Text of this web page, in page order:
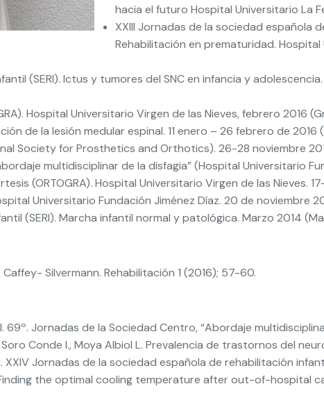
hacia el futuro Hospital Universitario La
XXIII Jornadas de la sociedad española
Rehabilitación en prematuridad.
(SERI). Ictus y tumores del SNC en infancia y
Hospital Universitario Virgen de las Nieves, febrero 2016
de la lesión medular espinal. 11 enero – 26 febrero de 2016
Society for Prosthetics and Orthotics). 26-28 noviembre
multidisciplinar de la disfagia” (Hospital Universitario
(ORTOGRA). Hospital Universitario Virgen de las Nieves.
Universitario Fundación Jiménez Díaz. 20 de noviembre
(SERI). Marcha infantil normal y patológica. Marzo 2014
Silvermann. Rehabilitación 1 (2016); 57-60.
Jornadas de la Sociedad Centro, “Abordaje
Conde I., Moya Albiol L. Prevalencia de trastornos del
Jornadas de la sociedad española de rehabilitación
the optimal cooling temperature after out-of-hospital